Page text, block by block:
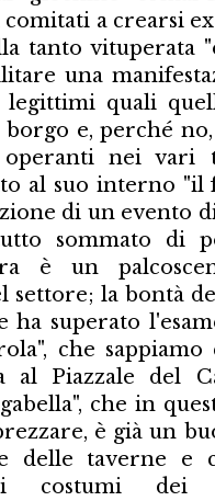
a crearsi
tanto vituperata
una
legittimi quali
e, perché
operanti nei
al suo interno "il
di un evento
sommato di
è un
settore; la bontà
ha superato
che
al Piazzale del
che in
è già un
delle taverne e
costumi dei